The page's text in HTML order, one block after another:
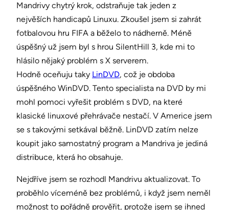
Mandrivy chytrý krok, odstraňuje tak jeden z
nejvěších handicapů Linuxu. Zkoušel jsem si zahrát
fotbalovou hru FIFA a běželo to nádherně. Méně
úspěšný už jsem byl s hrou SilentHill 3, kde mi to
hlásilo nějaký problém s X serverem.
Hodně oceňuju taky LinDVD, což je obdoba
úspěšného WinDVD. Tento specialista na DVD by mi
mohl pomoci vyřešit problém s DVD, na které
klasické linuxové přehrávače nestačí. V Americe jsem
se s takovými setkával běžně. LinDVD zatím nelze
koupit jako samostatný program a Mandriva je jediná
distribuce, která ho obsahuje.
Nejdříve jsem se rozhodl Mandrivu aktualizovat. To
proběhlo víceméně bez problémů, i když jsem neměl
možnost to pořádně prověřit, protože jsem se ihned